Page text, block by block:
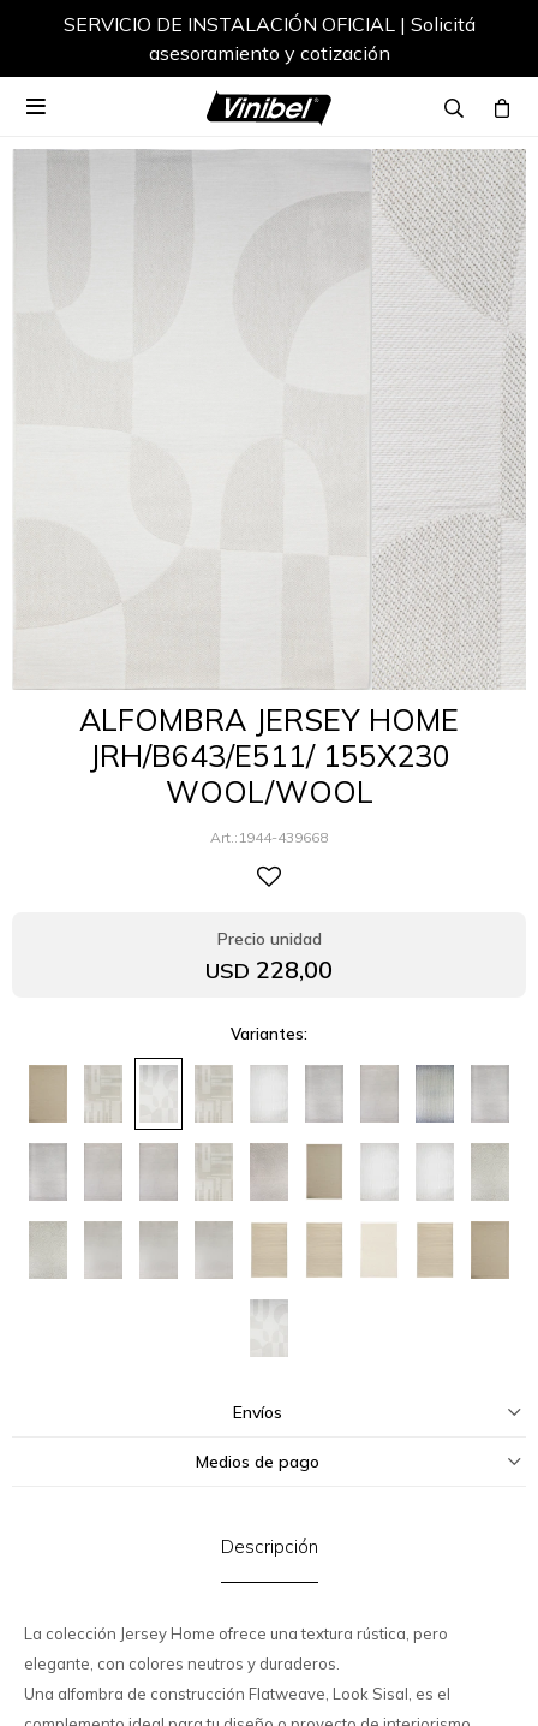
SERVICIO DE INSTALACIÓN OFICIAL | Solicitá
asesoramiento y cotización

ALFOMBRA JERSEY HOME
JRH/B643/E511/ 155X230
WOOL/WOOL
1944-439668
USD 228,00
Variantes:
Envíos
Medios de pago
Descripción
La colección Jersey Home ofrece una textura rústica, pero
elegante, con colores neutros y duraderos.
Una alfombra de construcción Flatweave, Look Sisal, es el